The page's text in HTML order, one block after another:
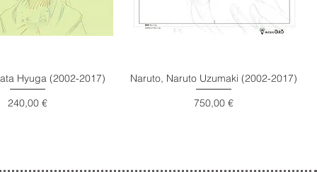
Hyuga (2002-2017)
Precio
240,00 €
Naruto, Naruto Uzumaki (2002-2017)
Precio
750,00 €